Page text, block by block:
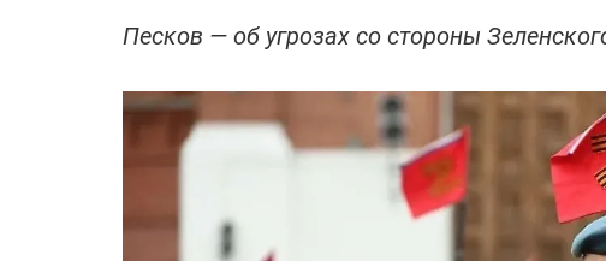
Песков — об угрозах со стороны